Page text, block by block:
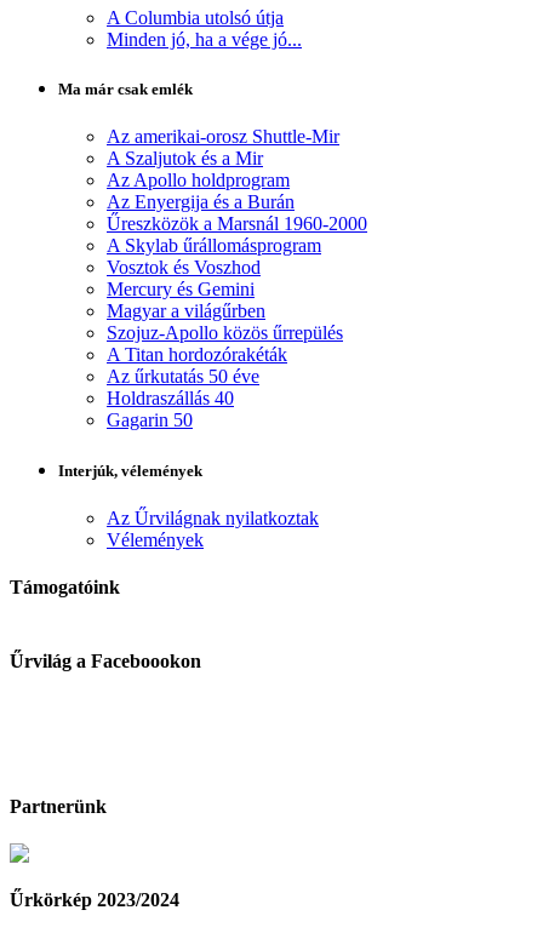
A Columbia utolsó útja
Minden jó, ha a vége jó...
Ma már csak emlék
Az amerikai-orosz Shuttle-Mir
A Szaljutok és a Mir
Az Apollo holdprogram
Az Enyergija és a Burán
Űreszközök a Marsnál 1960-2000
A Skylab űrállomásprogram
Vosztok és Voszhod
Mercury és Gemini
Magyar a világűrben
Szojuz-Apollo közös űrrepülés
A Titan hordozórakéták
Az űrkutatás 50 éve
Holdraszállás 40
Gagarin 50
Interjúk, vélemények
Az Űrvilágnak nyilatkoztak
Vélemények
Támogatóink
Űrvilág a Faceboookon
Partnerünk
Űrkörkép 2023/2024